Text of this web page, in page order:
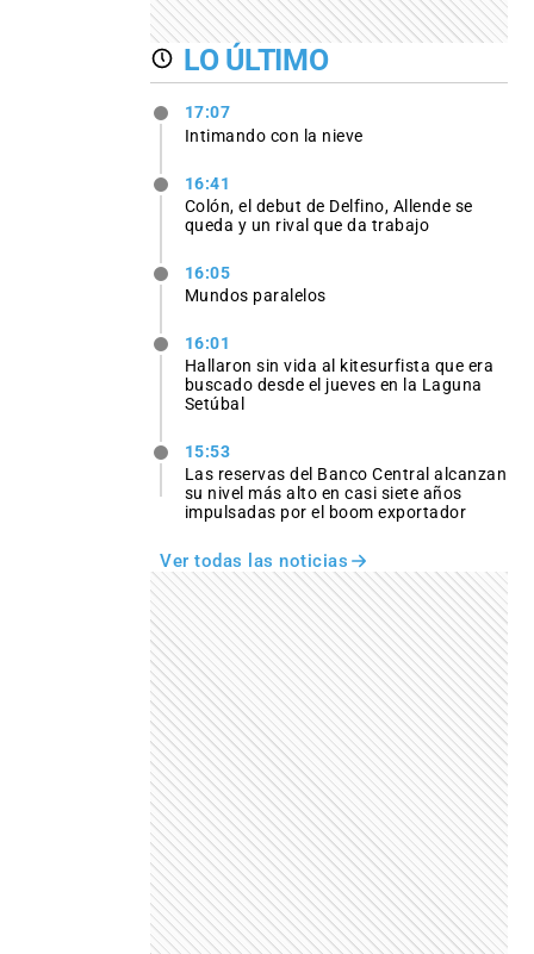
LO ÚLTIMO
17:07
Intimando con la nieve
16:41
Colón, el debut de Delfino, Allende se
queda y un rival que da trabajo
16:05
Mundos paralelos
16:01
Hallaron sin vida al kitesurfista que era
buscado desde el jueves en la Laguna
Setúbal
15:53
Las reservas del Banco Central alcanzan
su nivel más alto en casi siete años
impulsadas por el boom exportador
Ver todas las noticias